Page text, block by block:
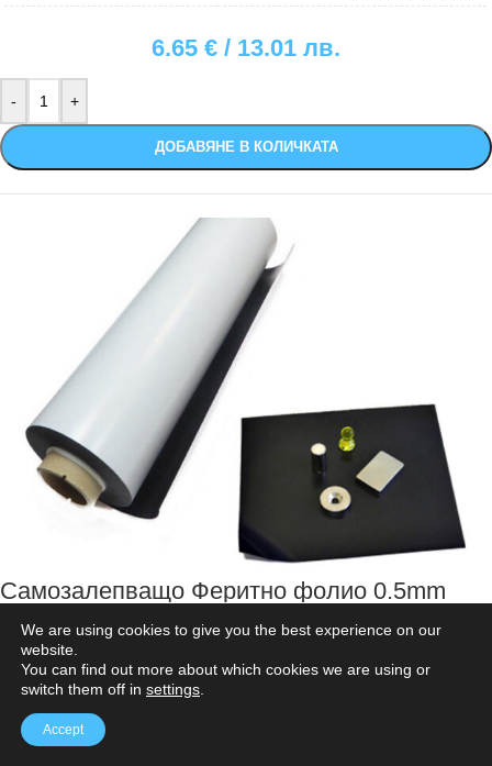
6.65 € / 13.01 лв.
ДОБАВЯНЕ В КОЛИЧКАТА
Самозалепващо Феритно фолио 0.5mm
ПАРАМЕТРИ
We are using cookies to give you the best experience on our
website.
You can find out more about which cookies we are using or
switch them off in settings
Accept